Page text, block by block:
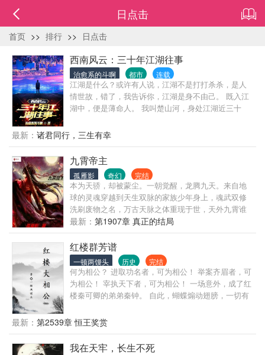
日点击
首页 >> 排行 >> 日点击
西南风云：三十年江湖往事
治愈系的斗啊 都市 连载
江湖是什么？或许有人说，江湖不是打打杀杀，是人
情世故，错了，我告诉你，江湖是身不由己。 既入江
湖中，便是薄命人。 我叫楚山河，身处江湖近三十
徒，也曾在声势巅峰之时，整个西南无人争锋。 也曾
锒铛入狱，三进三出，还完自己所有罪孽。 这是我的
故事，也是一个老江湖混子的回忆录，自白书。
最新： 诸君同行，三生有幸
九霄帝主
孤雁影 奇幻 完结
本为天骄，却被蒙尘。一朝觉醒，龙腾九天。来自地
球的灵魂穿越到天生双脉的家族少年身上，魂武双修
洗刷废物之名，万古天脉之体重现于世，天外九霄谁
敢称帝？
最新： 第1907章 真正的结局
红楼群芳谱
一顿两馒头 历史 完结
何为相公？ 进取功名者，可为相公！ 举案齐眉者，可
为相公！ 宰执天下者，可为相公！ 一场意外，成了红
楼秦可卿的弟弟秦钟。 自此，蝴蝶煽动翅膀，一切有
最新： 第2539章 恒王奖赏
我在天牢，长生不死